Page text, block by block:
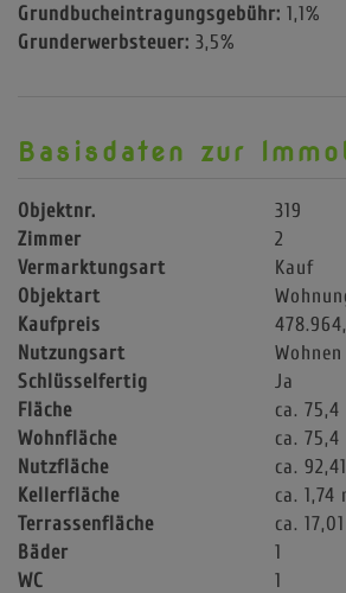
Grundbucheintragungsgebühr: 1,1%
Grunderwerbsteuer: 3,5%
Basisdaten zur
Objektnr.
319
Zimmer
2
Vermarktungsart
Kauf
Objektart
Kaufpreis
Nutzungsart
Wohnen
Schlüsselfertig
Ja
Fläche
ca. 75,4
Wohnfläche ca. 75,4
Nutzfläche ca.
Kellerfläche ca. 1,74
Terrassenfläche ca.
Bäder
1
WC
1